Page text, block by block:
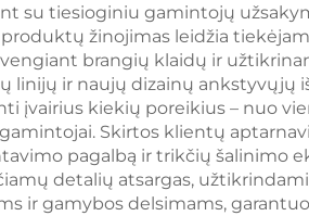
atmintimi, 18
baterijos
laiku,
su tiesioginiu gamintojų
žinojimas leidžia
brangių klaidų ir
linijų ir naujų dizainų ankstyvųjų
įvairius kiekių poreikius – nuo
Skirtos klientų
pagalbą ir trikčių šalinimo
detalių atsargas,
ir gamybos delsimams,